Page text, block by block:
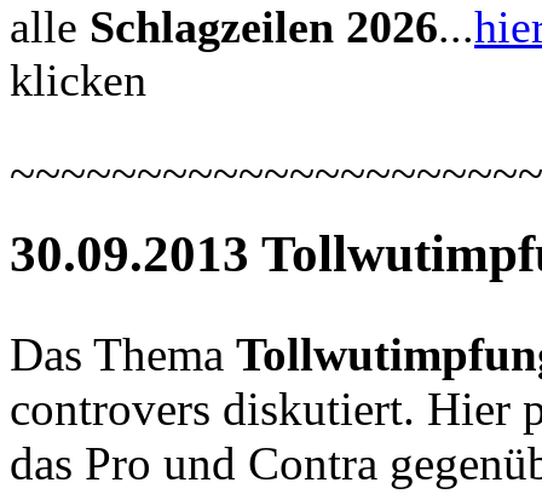
alle Schlagzeilen 2026...
klicken
30.09.2013
Das Thema
controvers diskutiert. Hier
das Pro und Contra